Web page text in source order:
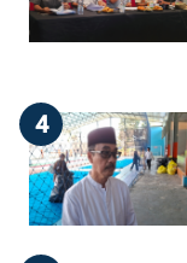
4